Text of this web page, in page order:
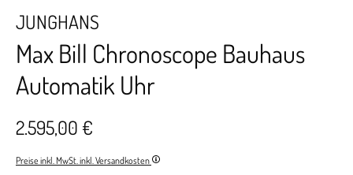
JUNGHANS
Max Bill Chronoscope Bauhaus
Automatik Uhr
2.595,00 €
Preise inkl. MwSt. inkl. Versandkosten